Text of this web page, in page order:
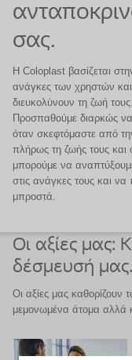
σας.
Η Coloplast βασίζεται
ανάγκες των χρηστών
διευκολύνουν τη ζωή τους.
Προσπαθούμε διαρκώς
όταν σκεφτόμαστε από
πλήρως τη ζωής τους και
μπορούμε να
στις ανάγκες τους και
μπροστά.
Οι αξίες μας:
δέσμευσή μας.
Οι αξίες μας καθορίζουν
μεμονωμένα άτομα αλλά